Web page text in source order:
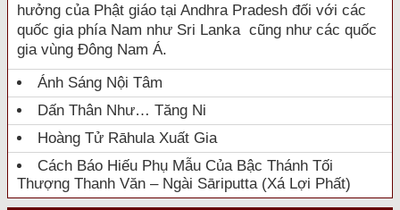
hưởng của Phật giáo tại Andhra Pradesh đối với các
quốc gia phía Nam như Sri Lanka cũng như các quốc
gia vùng Đông Nam Á.
Ánh Sáng Nội Tâm
Dấn Thân Như… Tăng Ni
Hoàng Tử Rāhula Xuất Gia
Cách Báo Hiếu Phụ Mẫu Của Bậc Thánh Tối
Thượng Thanh Văn – Ngài Sāriputta (Xá Lợi Phất)